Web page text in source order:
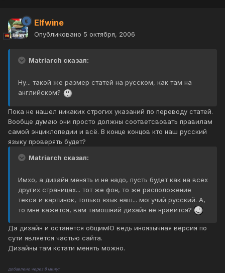
Elfwine
Опубликовано 5 октября, 2006
Matriarch сказал:
Ну... такой же размер статей на русском, как там на
английском?
Пока не нашел никаких строгих указаний по переводу статей.
Вообще думаю они просто должны соответсвовать правилам
самой энциклопедии и всё. В конце концов кто наш русский
языку проверять будет?
Matriarch сказал:
Имхо, а дизайн менять и не надо, пусть будет как на всех
других страницах... тот же фон, то же расположение
текса и картинок, только язык наш... могучий русский. А,
то мне кажется, вам тамошний дизайн не нравится?
Да дизайн и останется общимЮ ведь иноязычная версия по
сути является частью сайта.
Дизайны там кстати менять можно.
добавлено через 8 минут